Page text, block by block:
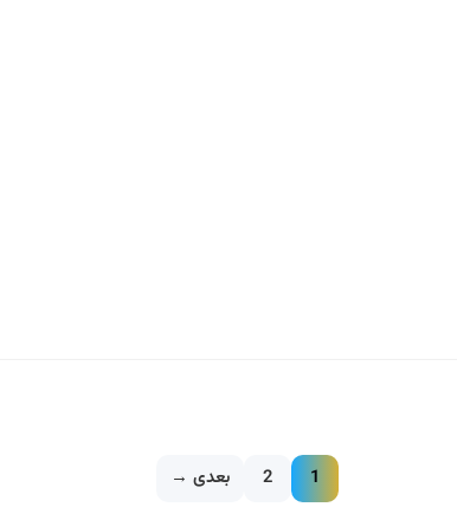
1
2 بعدی →